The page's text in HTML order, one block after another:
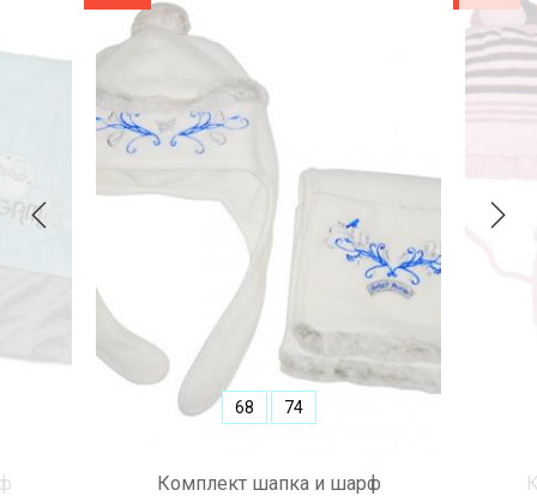
Комплект шапка и шарф
68 74